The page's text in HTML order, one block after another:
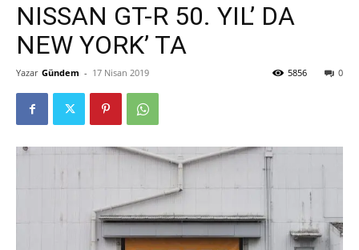
NISSAN GT-R 50. YIL’ DA
NEW YORK’ TA
Yazar Gündem - 17 Nisan 2019 0
5856